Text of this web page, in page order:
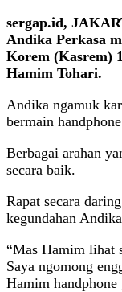
sergap.id,
Andika Perkasa
Korem (Kasrem)
Hamim Tohari.
Andika ngamuk
bermain
Berbagai arahan
secara baik.
Rapat secara
kegundahan
“Mas Hamim lihat
Saya ngomong
Hamim handphone